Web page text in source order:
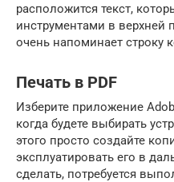
расположится текст,
инструментами в верхней
очень напоминает строку
Печать в PDF
Изберите приложение
когда будете выбирать
этого просто создайте
эксплуатировать его в
сделать, потребуется